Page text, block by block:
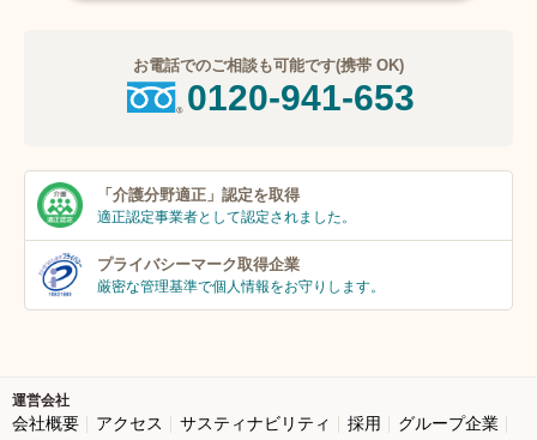
お電話でのご相談も可能です(携帯 OK)
0120-941-653
「介護分野適正」 認定を取得
適正認定事業者として認定されました。
プライバシーマーク取得企業
厳密な管理基準で個人情報をお守りします。
運営会社
会社概要 アクセス サスティナビリティ 採用
グループ企業